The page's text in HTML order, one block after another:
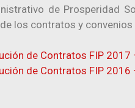
de Prosperidad
los contratos y convenios
de Contratos FIP 2017
de Contratos FIP 2016